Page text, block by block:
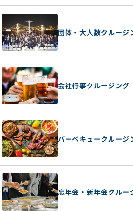
団体・大人数クルージ
会社行事クルージング
バーベキュークルージ
忘年会・新年会クルー